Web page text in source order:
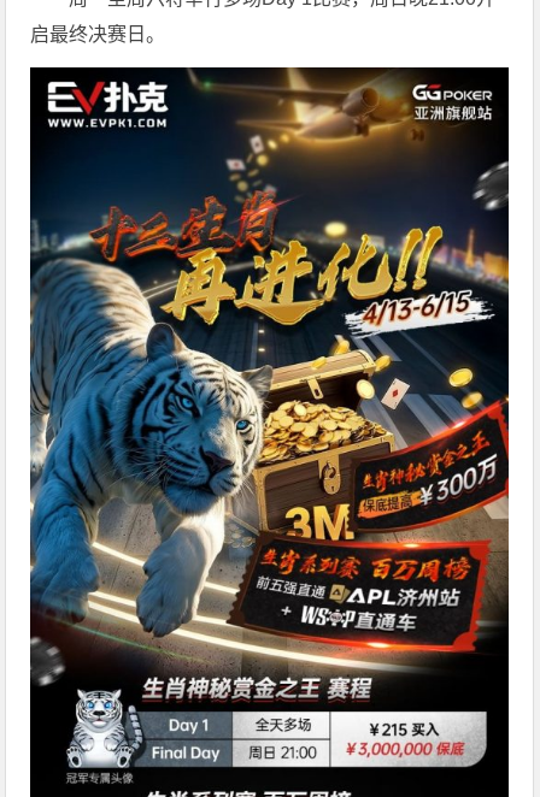
启最终决赛日。